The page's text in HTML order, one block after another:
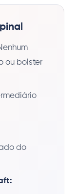
ou bolster
do